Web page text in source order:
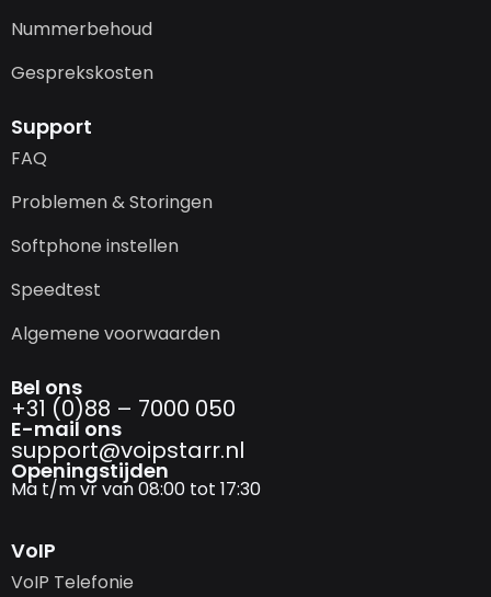
Nummerbehoud
Gesprekskosten
Support
FAQ
Problemen & Storingen
Softphone instellen
Speedtest
Algemene voorwaarden
Bel ons
+31 (0)88 – 7000 050
E-mail ons
support@­voipstarr.nl
Openingstijden
Ma t/m vr van 08:00 tot 17:30
VoIP
VoIP Telefonie